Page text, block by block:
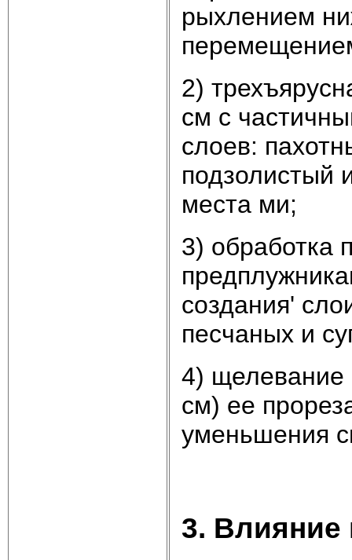
рыхлением
2)
см с
слоев:
подзолистый
места ми;
3) обработка
создания'
песчаных и
4) щелевание
см) ее
уменьшения
3. Влияние